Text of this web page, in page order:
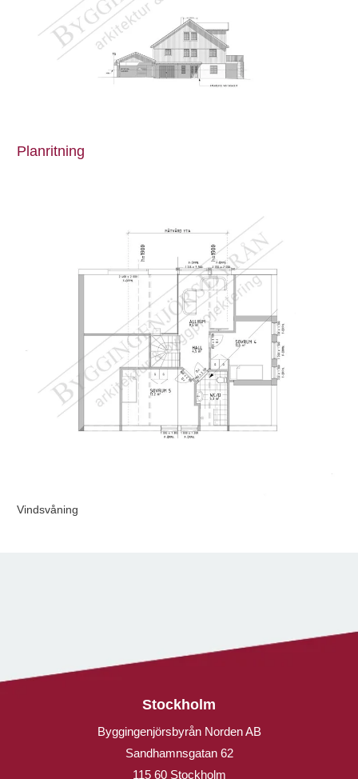
Planritning
Vindsvåning
Stockholm
Byggingenjörsbyrån Norden AB
Sandhamnsgatan 62
115 60 Stockholm